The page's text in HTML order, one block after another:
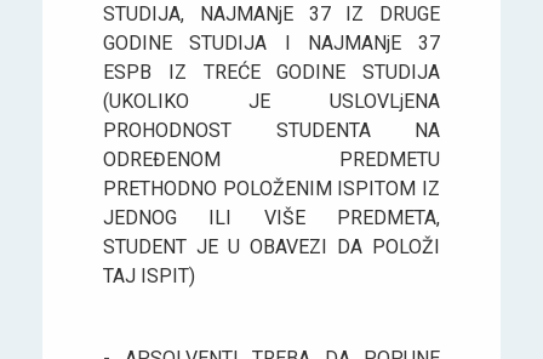
STUDIJA, NAJMANjE 37 IZ DRUGE
GODINE STUDIJA I NAJMANjE 37
ESPB IZ TREĆE GODINE STUDIJA
(UKOLIKO JE USLOVLjENA
PROHODNOST STUDENTA NA
ODREĐENOM PREDMETU
PRETHODNO POLOŽENIM ISPITOM IZ
JEDNOG ILI VIŠE PREDMETA,
STUDENT JE U OBAVEZI DA POLOŽI
TAJ ISPIT)